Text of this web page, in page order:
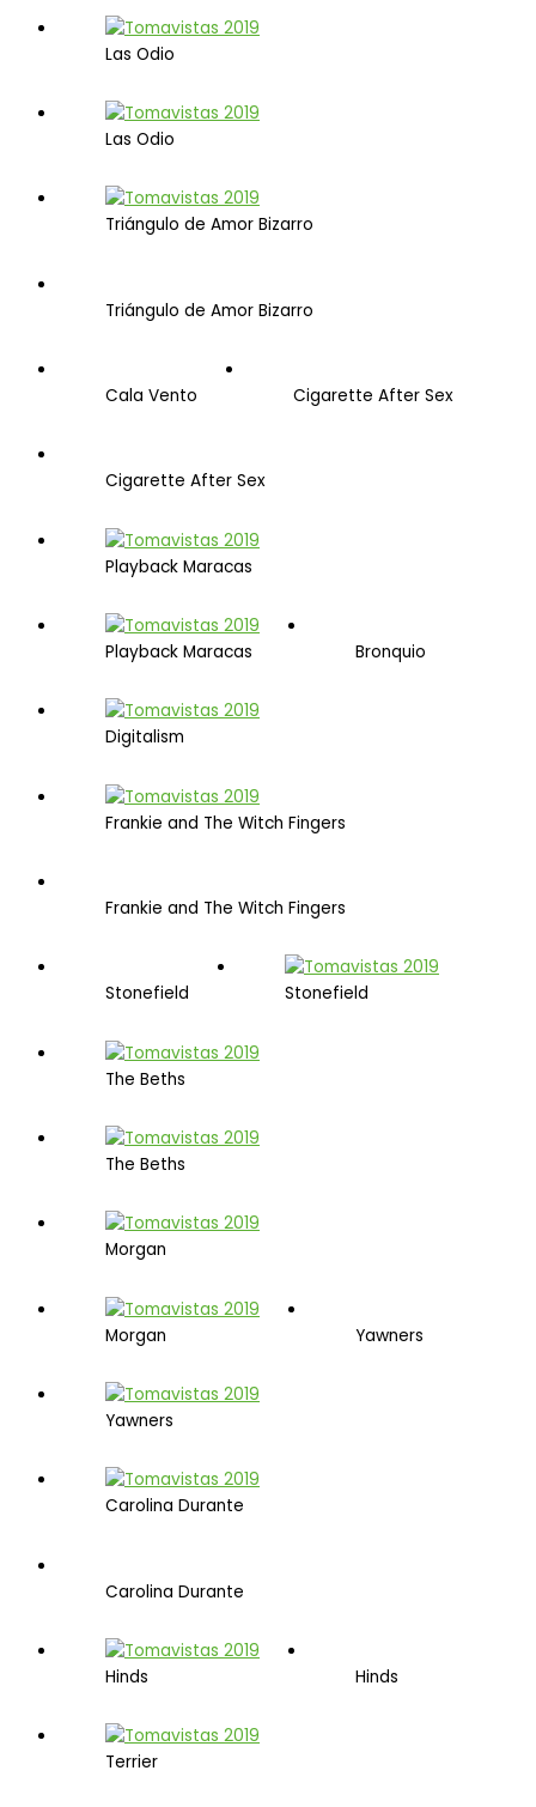
Las Odio
Las Odio
Triángulo de Amor Bizarro
Triángulo de Amor Bizarro
Cala Vento Cigarette After Sex
Cigarette After Sex
Playback Maracas
Playback Maracas Bronquio
Digitalism
Frankie and The Witch Fingers
Frankie and The Witch Fingers
Stonefield Stonefield
The Beths
The Beths
Morgan
Morgan Yawners
Yawners
Carolina Durante
Carolina Durante
Hinds Hinds
Terrier